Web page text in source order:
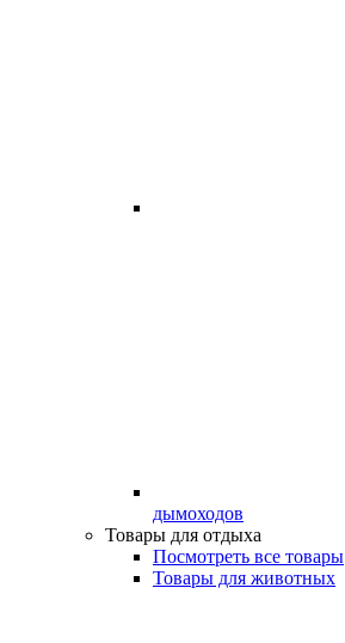
дымоходов
Товары для отдыха
Посмотреть все товары
Товары для животных